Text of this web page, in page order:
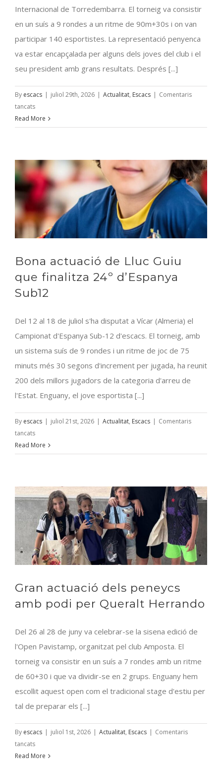
Internacional de Torredembarra. El torneig va consistir
en un suís a 9 rondes a un ritme de 90m+30s i on van
participar 140 esportistes. La representació penyenca
va estar encapçalada per alguns dels joves del club i el
seu president amb grans resultats. Després [...]
By escacs | juliol 29th, 2026 | Actualitat, Escacs | Comentaris
tancatsa
Normes
de
per
Marti
Marin
i
Oriol
Lacasa
a
Internacional
Read More
Bona actuació de Lluc Guiu
que finalitza 24º d’Espanya
Sub12
Del 12 al 18 de juliol s'ha disputat a Vícar (Almeria) el
Campionat d'Espanya Sub-12 d'escacs. El torneig, amb
un sistema suís de 9 rondes i un ritme de joc de 75
minuts més 30 segons d'increment per jugada, ha reunit
200 dels millors jugadors de la categoria d'arreu de
l'Estat. Enguany, el jove esportista [...]
By escacs | juliol 21st, 2026 | Actualitat, Escacs | Comentaris
tancatsa
Bona
actuació
Guiu
finalitza
24º
d’Espanya
Sub12
Read More
Gran actuació dels peneycs
amb podi per Queralt Herrando
Del 26 al 28 de juny va celebrar-se la sisena edició de
l'Open Pavistamp, organitzat pel club Amposta. El
torneig va consistir en un suís a 7 rondes amb un ritme
de 60+30 i que va dividir-se en 2 grups. Enguany hem
escollit aquest open com el tradicional stage d'estiu per
tal de preparar els [...]
By escacs | juliol 1st, 2026 | Actualitat, Escacs | Comentaris
tancatsa
Gran
Read More